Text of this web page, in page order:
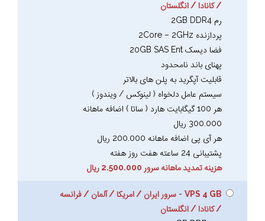
/ کانادا / انگلستان
رم 2GB DDR4
پردازنده 2Core – 2GHz
فضا دیسک 20GB SAS Ent
پهنای باند نامحدود
قابلیت آپگرید به پلن های بالاتر
سیستم عامل دلخواه ( لینوکس / ویندوز )
هر 100 گیگابایت هارد ( ساتا ) اضافه ماهانه
300.000 ریال
هر آی پی اضافه ماهانه 200.000 ریال
پشتیبانی 24 ساعته هفت روز هفته
هزینه تمدید ماهانه سرور 2.500.000 ریال
VPS 4 GB
- سرور ایران / امریکا / آلمان / فرانسه
/ کانادا / انگلستان